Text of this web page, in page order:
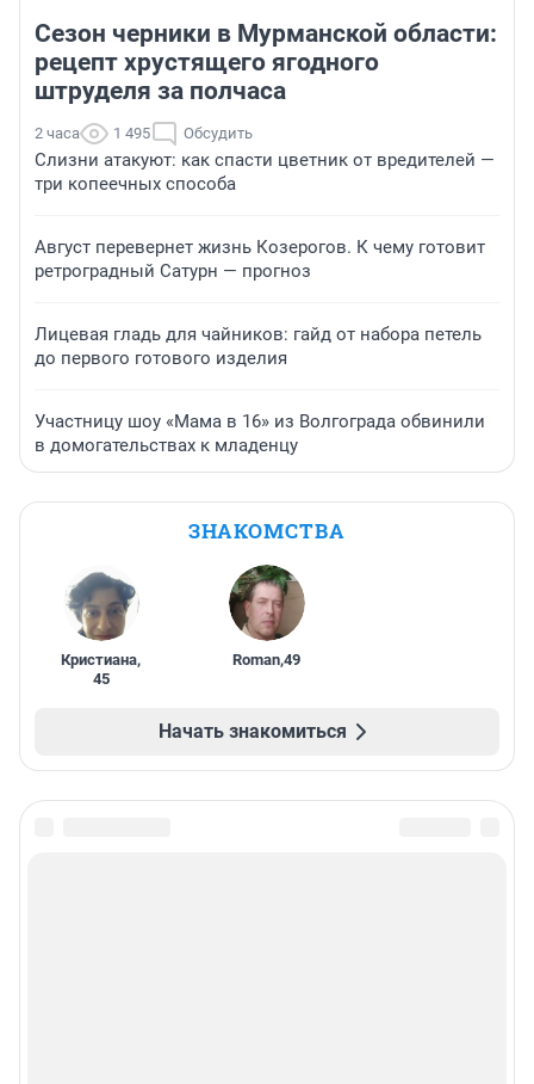
Сезон черники в Мурманской области:
рецепт хрустящего ягодного
штруделя за полчаса
2 часа 1 495 Обсудить
Слизни атакуют: как спасти цветник от вредителей —
три копеечных способа
Август перевернет жизнь Козерогов. К чему готовит
ретроградный Сатурн — прогноз
Лицевая гладь для чайников: гайд от набора петель
до первого готового изделия
Участницу шоу «Мама в 16» из Волгограда обвинили
в домогательствах к младенцу
ЗНАКОМСТВА
Кристиана,
45
Roman,49
Начать знакомиться